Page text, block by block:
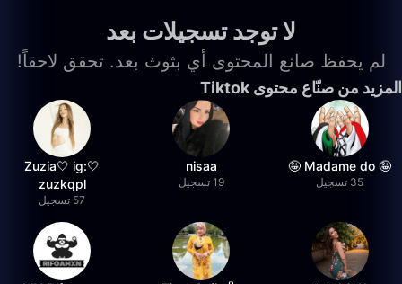
لا توجد تسجيلات بعد
لم يحفظ صانع المحتوى أي بثوث بعد. تحقق لاحقاً!
المزيد من صنّاع محتوى Tiktok
🤪 Madame do 🤪
35 تسجيل
nisaa
19 تسجيل
🤍Zuzia🤍 ig:
zuzkqpl
57 تسجيل